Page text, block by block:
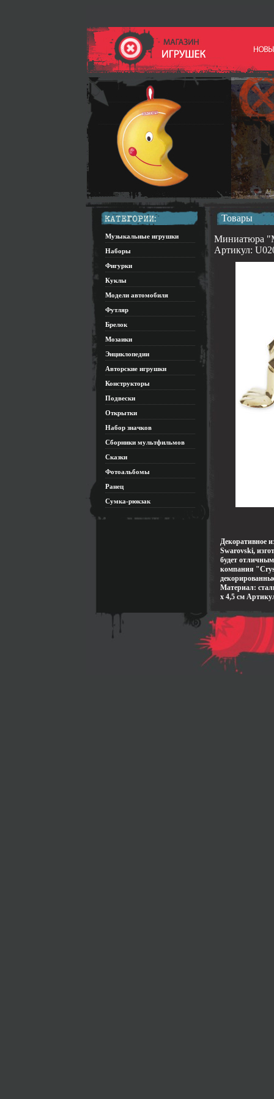
Музыкальные игрушки
Наборы
Фигурки
Куклы
Модели автомобиля
Футляр
Брелок
Мозаики
Энциклопедии
Авторские игрушки
Конструкторы
Подвески
Открытки
Набор значков
Сборники мультфильмов
Сказки
Фотоальбомы
Ранец
Сумка-рюкзак
Товары
Миниатюра
Артикул:
Декоративное
Swarovski,
будет
компания
Материал:
х 4,5 см